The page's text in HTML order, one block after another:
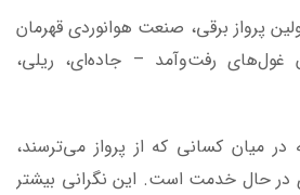
از اولین پرواز برقی، صنعت هوانوردی قهرمان
غول‌های رفت‌وآمد – جاده‌ای، ریلی،
در میان کسانی که از پرواز می‌ترسند،
در حال خدمت است. این نگرانی بیشتر